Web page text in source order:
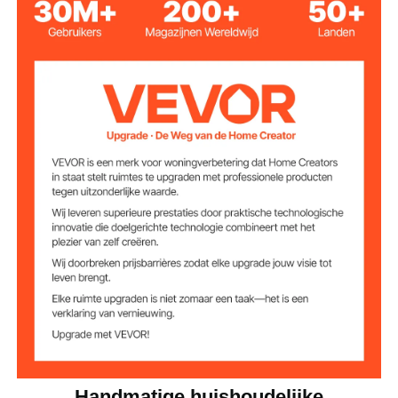
Productmateriaal 430 roestvrij staal
Noedeldikte
0,01-0,1 inch / 0,3-3 mm
Productgewicht 2,6 kg